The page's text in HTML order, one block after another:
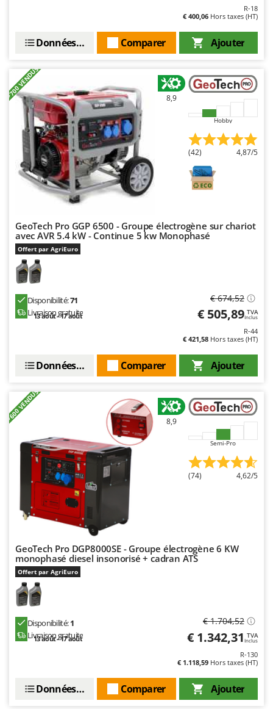
R-18
€ 400,06 Hors taxes (HT)
Ajouter
Comparer
Données techniques
+700 VENDUS 8,9
Hobby
(42) 4,87/5
GeoTech Pro GGP 6500 - Groupe électrogène sur chariot
avec AVR 5.4 kW - Continue 5 kw Monophasé
Offert par AgriEuro
Disponibilité:71
Livraison gratuite
13 août - 17 août
€ 674,52
€ 505,89 TVA
Inclus
R-44
€ 421,58 Hors taxes (HT)
Ajouter
Comparer
Données techniques
+600 VENDUS 8,9
Semi-Pro
(74) 4,62/5
GeoTech Pro DGP8000SE - Groupe électrogène 6 KW
monophasé diesel insonorisé + cadran ATS
Offert par AgriEuro
Disponibilité:1
Livraison gratuite
13 août - 17 août
€ 1.704,52
€ 1.342,31 TVA
Inclus
R-130
€ 1.118,59 Hors taxes (HT)
Ajouter
Comparer
Données techniques